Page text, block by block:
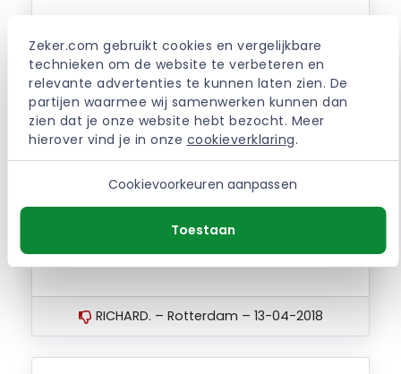
Zeker.com gebruikt cookies en vergelijkbare
technieken om de website te verbeteren en
relevante advertenties te kunnen laten zien. De
partijen waarmee wij samenwerken kunnen dan
zien dat je onze website hebt bezocht. Meer
hierover vind je in onze cookieverklaring.
Cookievoorkeuren aanpassen
Toestaan
slotenmaken nodig. Op de website stond dat
dat vergoed zou worden. ook als het je eigen
schuld was. Alleen uiteindelijk willen ze niet
uitkeren.
MARINA. – Arnhem – 01-06-2019
Slechte service en er wordt niet uitgekeerd,
ondanks bewijs inbraak!!!
RICHARD. – Rotterdam – 13-04-2018